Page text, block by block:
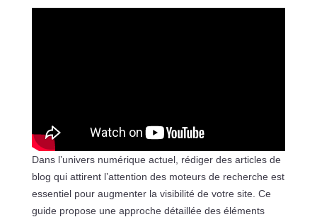
Dans l’univers numérique actuel, rédiger des articles de
blog qui attirent l’attention des moteurs de recherche est
essentiel pour augmenter la visibilité de votre site. Ce
guide propose une approche détaillée des éléments